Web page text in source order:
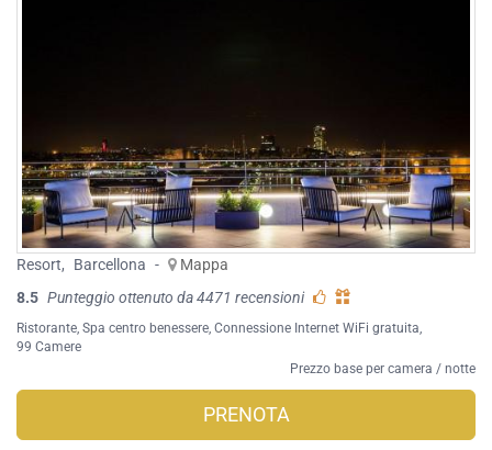
Resort, Barcellona -
Mappa
8.5 Punteggio ottenuto da 4471 recensioni
Ristorante, Spa centro benessere, Connessione Internet WiFi gratuita,
99 Camere
Prezzo base per camera / notte
PRENOTA